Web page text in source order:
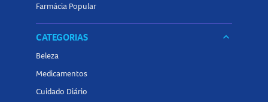
Farmácia Popular
CATEGORIAS keyboard_arrow_down
Beleza
Medicamentos
Cuidado Diário